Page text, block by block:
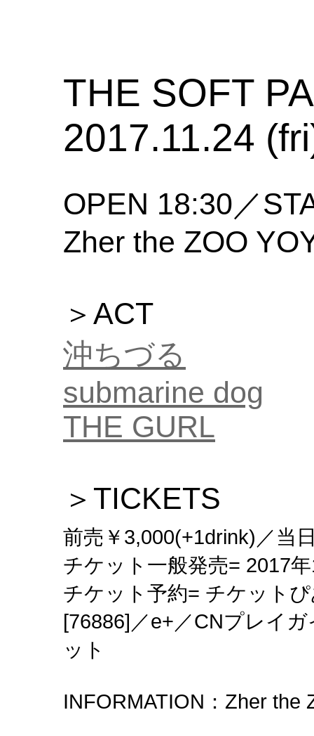
THE SOFT
2017.11.24
OPEN 18:30／
Zher the ZOO
＞ACT
沖ちづる
submarine dog
THE GURL
＞TICKETS
前売￥3,000(+1drink)／当
チケット一般発売= 2017
チケット予約= チケット
[76886]／e+／CNプレイ
ット
INFORMATION：Zher the